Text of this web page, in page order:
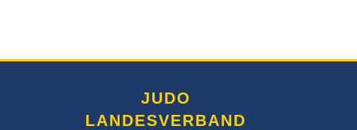
JUDO
LANDESVERBAND